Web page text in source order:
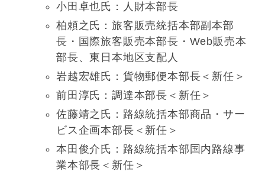
小田卓也氏：人財本部長
柏頼之氏：旅客販売統括本部副本部
長・国際旅客販売本部長・Web販売本
部長、東日本地区⽀配人
岩越宏雄氏：貨物郵便本部長＜新任＞
前田淳氏：調達本部長＜新任＞
佐藤靖之氏：路線統括本部商品・サー
ビス企画本部長＜新任＞
本田俊介氏：路線統括本部国内路線事
業本部長＜新任＞